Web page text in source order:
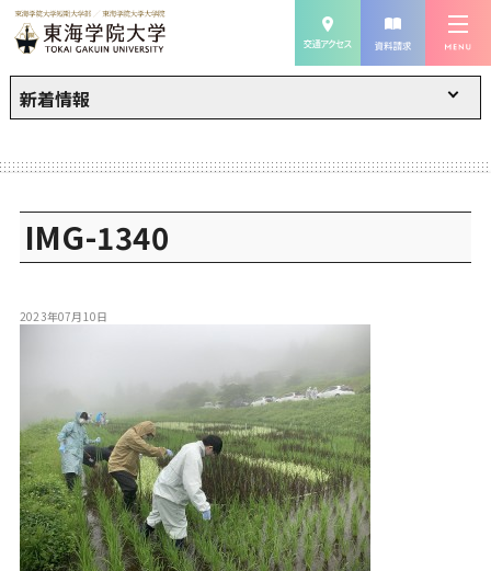
新着情報
IMG-1340
2023年07月10日